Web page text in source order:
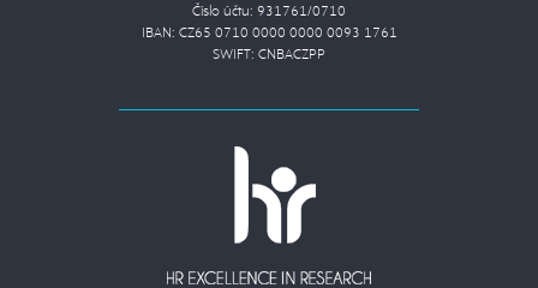
Číslo účtu: 931761/0710
IBAN: CZ65 0710 0000 0000 0093 1761
SWIFT: CNBACZPP